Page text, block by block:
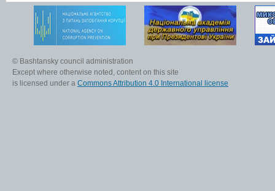
© Bashtansky council administration
Except where otherwise noted, content on this site
is licensed under a Commons Attribution 4.0 International license